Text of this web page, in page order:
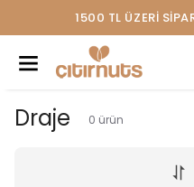
1500 TL ÜZERİ
Draje 0 ürün